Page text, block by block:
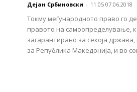
Дејан Србиновски - 11:05 07.06.2018
Токму меѓународното право го
правото на самоопределување,
загарантирано за секоја држава,
за Република Македонија, и во